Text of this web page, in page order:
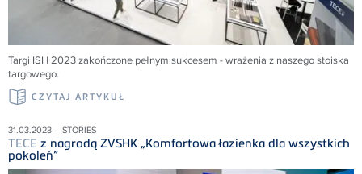
Targi ISH 2023 zakończone pełnym sukcesem - wrażenia z naszego stoiska
targowego.
CZYTAJ ARTYKUŁ
31.03.2023 – STORIES
TECE z nagrodą ZVSHK „Komfortowa łazienka dla wszystkich
pokoleń”